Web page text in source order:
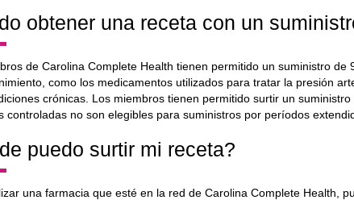
obtener una receta con un
de Carolina Complete Health tienen permitido un suministro
como los medicamentos utilizados para tratar la presión
crónicas. Los miembros tienen permitido surtir un
controladas no son elegibles para suministros por períodos
puedo surtir mi receta?
una farmacia que esté en la red de Carolina Complete Health,